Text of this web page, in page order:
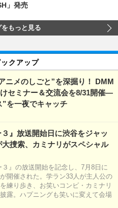
」発売
もっと見る
クアップ
ニメのしごと”を深掘り！ DMM
セミナー＆交流会を8/31開催―
を一夜でキャッチ
』放送開始日に渋谷をジャッ
捜索、カミナリがスペシャル
』の放送開始を記念し、7月8日に
開催された。学ラン33人が主人公の
練り歩き、お笑いコンビ・カミナリ
露。ハプニングも笑いに変えて会場